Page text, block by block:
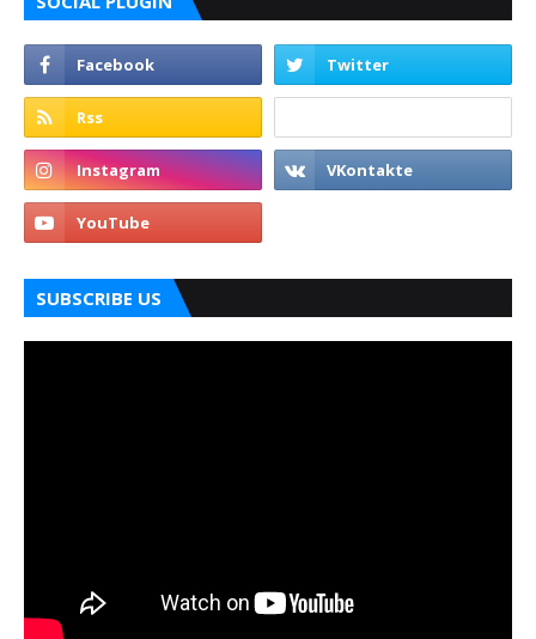
SUBSCRIBE US